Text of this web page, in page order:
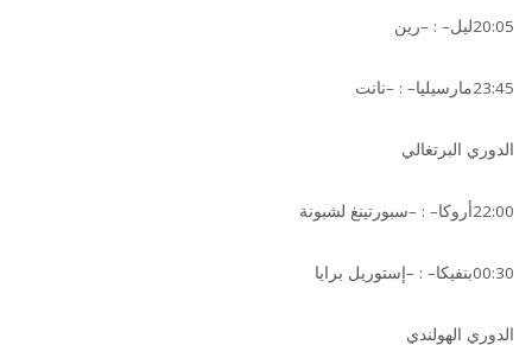
20:05ليل– : –رين
23:45مارسيليا– : –نانت
الدوري البرتغالي
22:00أروكا– : –سبورتينغ لشبونة
00:30بنفيكا– : –إستوريل برايا
الدوري الهولندي